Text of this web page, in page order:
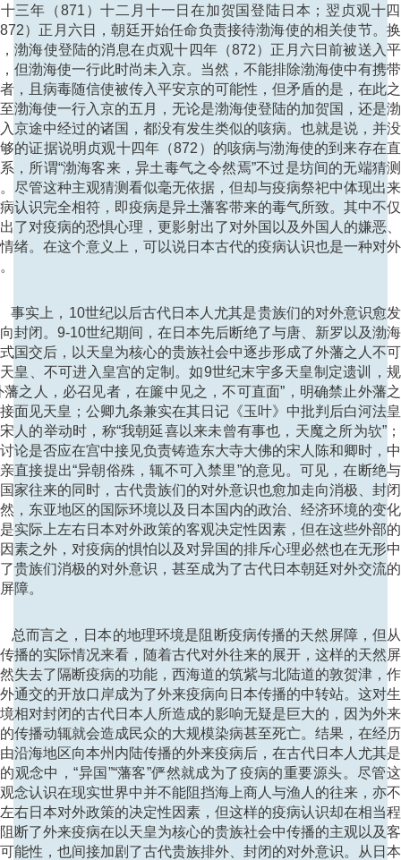
三年（871）十二月十一日在加贺国登陆日本；翌贞观十
）正月六日，朝廷开始任命负责接待渤海使的相关使节。
渤海使登陆的消息在贞观十四年（872）正月六日前被送入
但渤海使一行此时尚未入京。当然，不能排除渤海使中有携
，且病毒随信使被传入平安京的可能性，但矛盾的是，在此
渤海使一行入京的五月，无论是渤海使登陆的加贺国，还是
京途中经过的诸国，都没有发生类似的咳病。也就是说，并
的证据说明贞观十四年（872）的咳病与渤海使的到来存在
，所谓“渤海客来，异土毒气之令然焉”不过是坊间的无端猜
尽管这种主观猜测看似毫无依据，但却与疫病祭祀中体现出
认识完全相符，即疫病是异土藩客带来的毒气所致。其中不
了对疫病的恐惧心理，更影射出了对外国以及外国人的嫌恶
绪。在这个意义上，可以说日本古代的疫病认识也是一种对
上，10世纪以后古代日本人尤其是贵族们的对外意识愈
封闭。9-10世纪期间，在日本先后断绝了与唐、新罗以及渤
国交后，以天皇为核心的贵族社会中逐步形成了外藩之人不
皇、不可进入皇宫的定制。如9世纪末宇多天皇制定遗训，
藩之人，必召见者，在簾中见之，不可直面”，明确禁止外藩
面见天皇；公卿九条兼实在其日记《玉叶》中批判后白河法
人的举动时，称“我朝延喜以来未曾有事也，天魔之所为欤”
论是否应在宫中接见负责铸造东大寺大佛的宋人陈和卿时，
直接提出“异朝俗殊，辄不可入禁里”的意见。可见，在断绝
家往来的同时，古代贵族们的对外意识也愈加走向消极、封
，东亚地区的国际环境以及日本国内的政治、经济环境的变
实际上左右日本对外政策的客观决定性因素，但在这些外部
素之外，对疫病的惧怕以及对异国的排斥心理必然也在无形
贵族们消极的对外意识，甚至成为了古代日本朝廷对外交流
障。
言之，日本的地理环境是阻断疫病传播的天然屏障，但
播的实际情况来看，随着古代对外往来的展开，这样的天然
失去了隔断疫病的功能，西海道的筑紫与北陆道的敦贺津，
通交的开放口岸成为了外来疫病向日本传播的中转站。这对
相对封闭的古代日本人所造成的影响无疑是巨大的，因为外
传播动辄就会造成民众的大规模染病甚至死亡。结果，在经
沿海地区向本州内陆传播的外来疫病后，在古代日本人尤其
观念中，“异国”“藩客”俨然就成为了疫病的重要源头。尽管
念认识在现实世界中并不能阻挡海上商人与渔人的往来，亦
右日本对外政策的决定性因素，但这样的疫病认识却在相当
断了外来疫病在以天皇为核心的贵族社会中传播的主观以及
能性，也间接加剧了古代贵族排外、封闭的对外意识。从日